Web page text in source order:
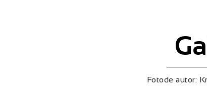
Fotode autor: